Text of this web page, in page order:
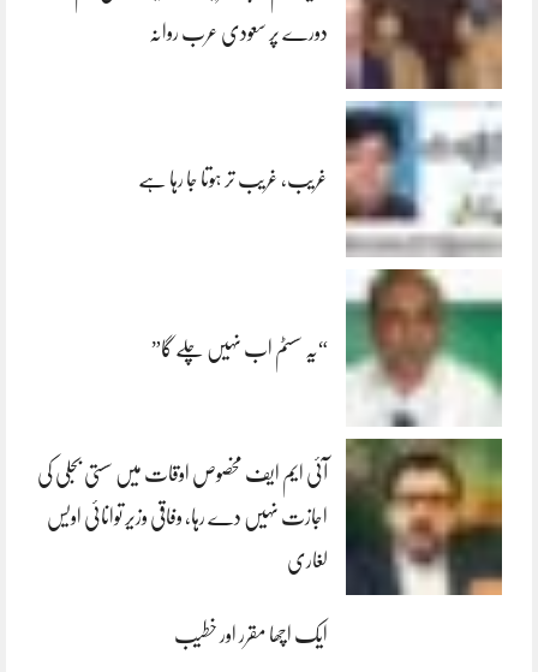
دورے پر سعودی عرب روانہ
غریب، غریب تر ہوتا جا رہا ہے
“یہ سسٹم اب نہیں چلے گا”
آئی ایم ایف مخصوص اوقات میں سستی بجلی کی
اجازت نہیں دے رہا، وفاقی وزیر توانائی اویس
لغاری
ایک اچھا مقرر اور خطیب